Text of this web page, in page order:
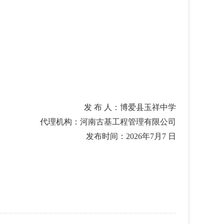
发 布 人： 博爱县玉祥中学
代理机构：河南古基工程管理有限公司
发布时间： 2026年7月 7 日